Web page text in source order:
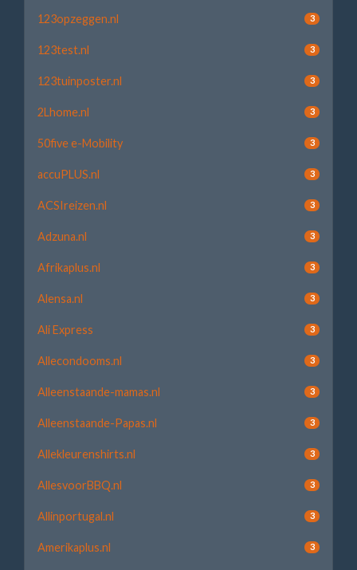
123opzeggen.nl 3
123test.nl 3
123tuinposter.nl 3
2Lhome.nl 3
50five e-Mobility 3
accuPLUS.nl 3
ACSIreizen.nl 3
Adzuna.nl 3
Afrikaplus.nl 3
Alensa.nl 3
Ali Express 3
Allecondooms.nl 3
Alleenstaande-mamas.nl 3
Alleenstaande-Papas.nl 3
Allekleurenshirts.nl 3
AllesvoorBBQ.nl 3
Allinportugal.nl 3
Amerikaplus.nl 3